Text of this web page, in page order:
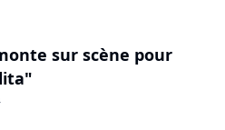
sur scène pour